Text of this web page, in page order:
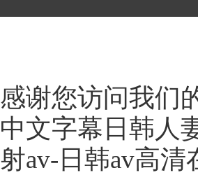
感谢您访问我们
中文字幕日韩人
射av-日韩av高